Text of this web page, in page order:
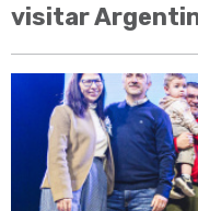
visitar